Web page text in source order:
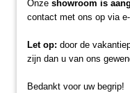
Onze showroom is
contact met ons op via
Let op: door de
zijn dan u van ons
Bedankt voor uw begrip!